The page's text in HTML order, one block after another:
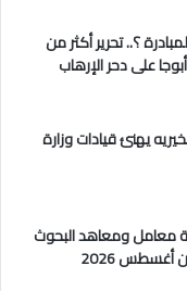
؟.. تحرير أكثر من
يهنئ قيادات وزارة
معامل ومعاهد البحوث
أغسطس 2026